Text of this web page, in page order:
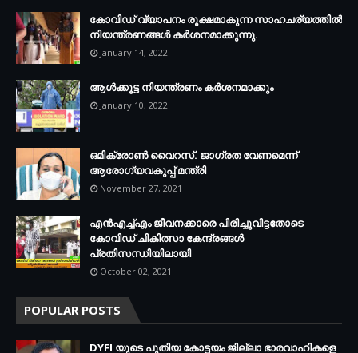
കോവിഡ് വ്യാപനം രൂക്ഷമാകുന്ന സാഹചര്യത്തില്‍
നിയന്ത്രണങ്ങള്‍ കര്‍ശനമാക്കുന്നു.
January 14, 2022
ആള്‍ക്കൂട്ട നിയന്ത്രണം കര്‍ശനമാക്കും
January 10, 2022
ഒമിക്രോണ്‍ വൈറസ്. ജാഗ്രത വേണമെന്ന്
ആരോഗ്യവകുപ്പ് മന്ത്രി
November 27, 2021
എന്‍എച്ച്എം ജീവനക്കാരെ പിരിച്ചുവിട്ടതോടെ
കോവിഡ് ചികിത്സാ കേന്ദ്രങ്ങള്‍
പ്രതിസന്ധിയിലായി
October 02, 2021
POPULAR POSTS
DYFI യുടെ പുതിയ കോട്ടയം ജില്ലാ ഭാരവാഹികളെ